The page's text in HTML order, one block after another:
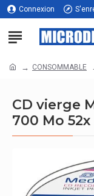
Connexion
CONSOMMABLE
CD vierge
700 Mo